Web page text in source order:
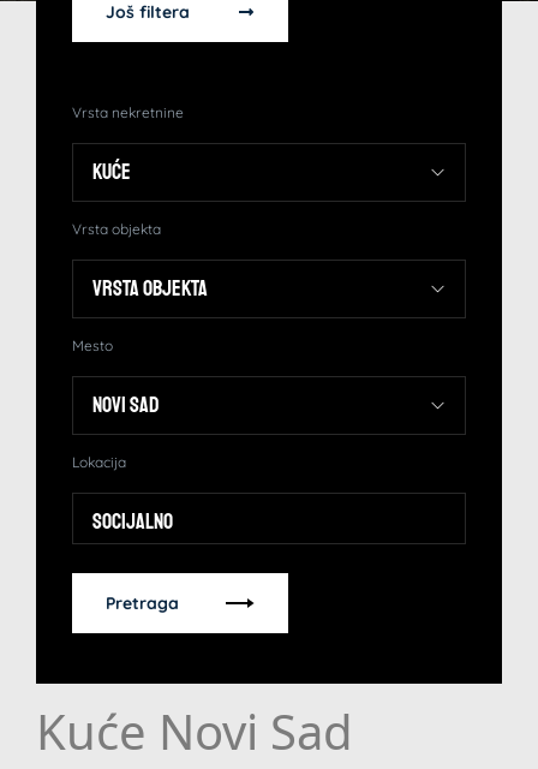
Još filtera
Vrsta nekretnine
Vrsta objekta
Mesto
Lokacija
Socijalno
Pretraga
Kuće Novi Sad